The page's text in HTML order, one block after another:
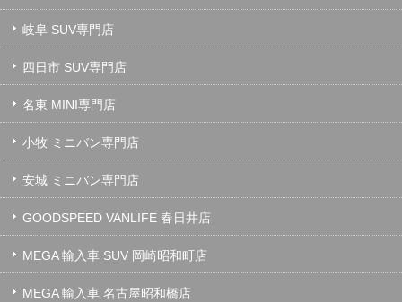
岐阜 SUV専門店
四日市 SUV専門店
名東 MINI専門店
小牧 ミニバン専門店
安城 ミニバン専門店
GOODSPEED VANLIFE 春日井店
MEGA 輸入車 SUV 岡崎昭和町店
MEGA 輸入車 名古屋昭和橋店